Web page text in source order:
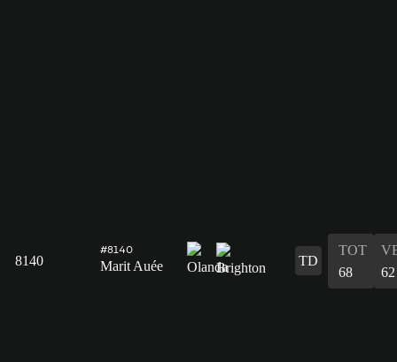
8140
#8140
Marit Auée TD
TOT
68
62